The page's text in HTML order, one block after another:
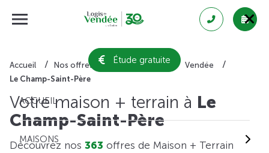
Étude gratuite
ACCUEIL
MAISONS
Accueil Nos offres de maison + terrain
Vendée
Le Champ-Saint-Père
Votre maison + terrain à Le
Champ-Saint-Père
Découvrez nos 363 offres de Maison + Terrain